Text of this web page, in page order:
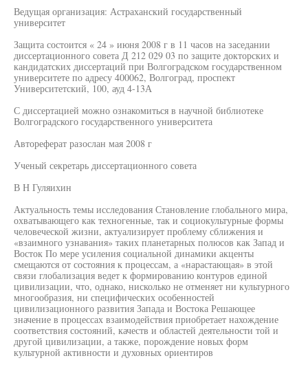
Ведущая организация: Астраханский государственный
университет
Защита состоится « 24 » июня 2008 г в 11 часов на заседании
диссертационного совета Д 212 029 03 по защите докторских и
кандидатских диссертаций при Волгоградском государственном
университете по адресу 400062, Волгоград, проспект
Университетский, 100, ауд 4-13А
С диссертацией можно ознакомиться в научной библиотеке
Волгоградского государственного университета
Автореферат разослан мая 2008 г
Ученый секретарь диссертационного совета
В Н Гуляихин
Актуальность темы исследования Становление глобального мира,
охватывающего как техногенные, так и социокультурные формы
человеческой жизни, актуализирует проблему сближения и
«взаимного узнавания» таких планетарных полюсов как Запад и
Восток По мере усиления социальной динамики акценты
смещаются от состояния к процессам, а «нарастающая» в этой
связи глобализация ведет к формированию контуров единой
цивилизации, что, однако, нисколько не отменяет ни культурного
многообразия, ни специфических особенностей
цивилизационного развития Запада и Востока Решающее
значение в процессах взаимодействия приобретает нахождение
соответствия состояний, качеств и областей деятельности той и
другой цивилизации, а также, порождение новых форм
культурной активности и духовных ориентиров